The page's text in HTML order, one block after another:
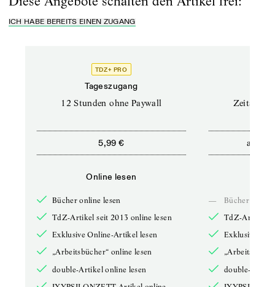
ICH HABE BEREITS EINEN ZUGANG
TDZ+ PRO
Tageszugang
12 Stunden ohne Paywall
5,99 €
Online lesen
Bücher online lesen
TdZ-Artikel seit 2013 online lesen
Exklusive Online-Artikel lesen
„Arbeitsbücher“ online lesen
double-Artikel online lesen
ab
—
Bücher online
TdZ-Artikel
Exklusive
double-